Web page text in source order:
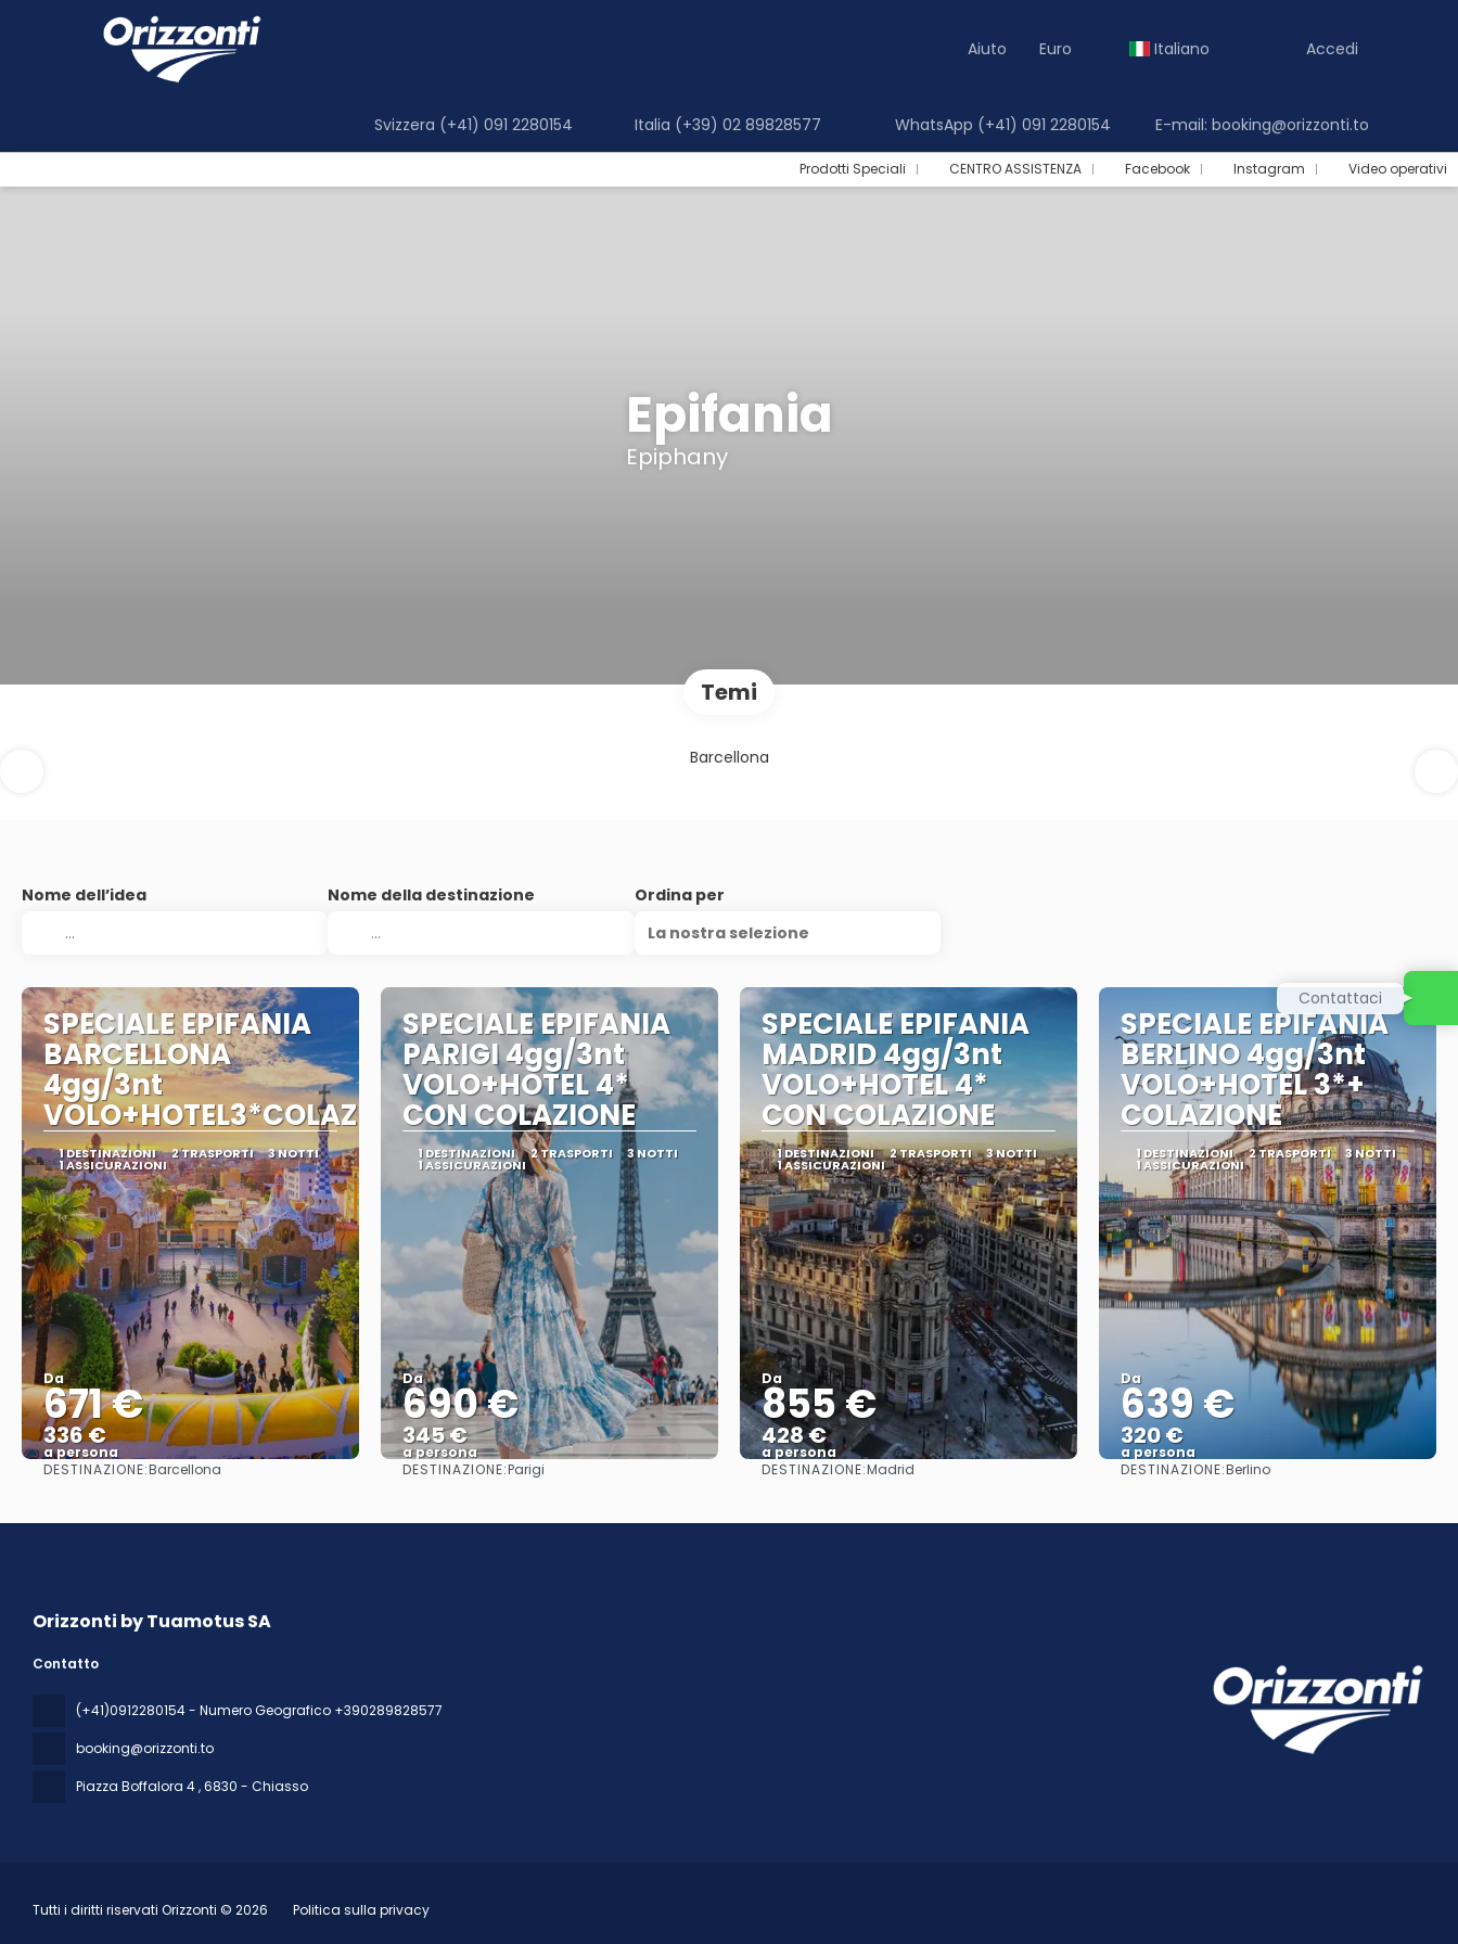
Aiuto Euro Italiano Accedi
Svizzera (+41) 091 2280154 Italia (+39) 02 89828577 WhatsApp (+41) 091 2280154 E-mail: booking@orizzonti.to
Prodotti Speciali CENTRO ASSISTENZA Facebook Instagram Video operativi
Epifania
Epiphany
Temi
Barcellona
Nome dell’idea Nome della destinazione
Ordina per
La nostra selezione
SPECIALE EPIFANIA
BARCELLONA
4gg/3nt
VOLO+HOTEL3*COLAZIONE
1 DESTINAZIONI 2 TRASPORTI 3 NOTTI
1 ASSICURAZIONI
Da
671 €
336 €
a persona
Vedere
DESTINAZIONE:Barcellona
SPECIALE EPIFANIA
PARIGI 4gg/3nt
VOLO+HOTEL 4*
CON COLAZIONE
1 DESTINAZIONI 2 TRASPORTI 3 NOTTI
1 ASSICURAZIONI
Da
690 €
345 €
a persona
Vedere
DESTINAZIONE:Parigi
SPECIALE EPIFANIA
MADRID 4gg/3nt
VOLO+HOTEL 4*
CON COLAZIONE
1 DESTINAZIONI 2 TRASPORTI 3 NOTTI
1 ASSICURAZIONI
Da
855 €
428 €
a persona
Vedere
DESTINAZIONE:Madrid
SPECIALE EPIFANIA
BERLINO 4gg/3nt
VOLO+HOTEL 3*+
COLAZIONE
1 DESTINAZIONI 2 TRASPORTI 3 NOTTI
1 ASSICURAZIONI
Da
639 €
320 €
a persona
Vedere
DESTINAZIONE:Berlino
Orizzonti by Tuamotus SA
Contatto
(+41)0912280154 - Numero Geografico +390289828577
booking@orizzonti.to
Piazza Boffalora 4, 6830 - Chiasso
Tutti i diritti riservati Orizzonti © 2026 Politica sulla privacy
Contattaci